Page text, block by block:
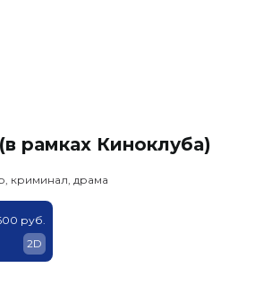
рамках Киноклуба)
криминал, драма
руб.
2D